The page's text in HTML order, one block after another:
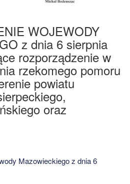
WOJEWODY
z dnia 6 sierpnia
rozporządzenie w
rzekomego pomoru
powiatu
oraz
Mazowieckiego z dnia 6